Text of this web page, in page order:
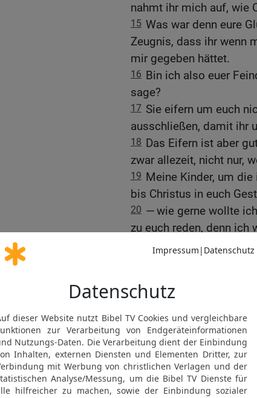
nahmt ihr mich auf, wie
15 Was war denn eure
Zeugnis, dass ihr wenn
mir gegeben hättet.
16 Bin ich also euer
sage?
17 Sie eifern um euch
ausschließen, damit ihr
18 Das Eifern ist aber
zwar allezeit, nicht nur,
19 Meine Kinder, um
bis Christus in euch
20 — wie gerne wollte
zu euch reden, denn
Die Kinder der
Gesetz nicht?
einen von der
23 Der von der Magd
der Freien aber kraft
24 Das hat einen
Bündnisse; das eine